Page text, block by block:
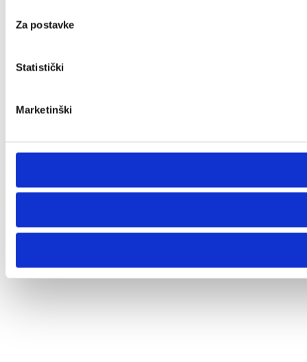
Za postavke
Statistički
Marketinški